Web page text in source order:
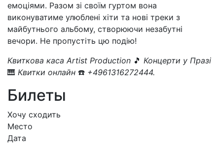
емоціями. Разом зі своїм гуртом вона
виконуватиме улюблені хіти та нові треки з
майбутнього альбому, створюючи незабутні
вечори. Не пропустіть цю подію!
Квиткова каса Artist Production 🎵 Концерти у Празі
🎹 Квитки онлайн ☎️ +4961316272444.
Билеты
Хочу сходить
Место
Дата